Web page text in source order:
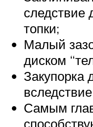
следствие
топки;
Малый
диском
Закупорка
Самым